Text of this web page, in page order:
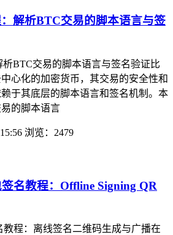
解析BTC交易的脚本语言与签
BTC交易的脚本语言与签名验证比
心化的加密货币，其交易的安全性和
于其底层的脚本语言和签名机制。本
的脚本语言
浏览：2479
名教程：Offline Signing QR
程：离线签名二维码生成与广播在